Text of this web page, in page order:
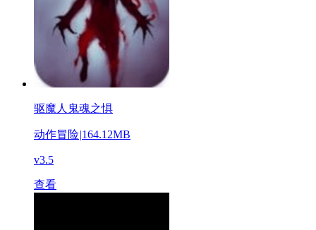
驱魔人鬼魂之惧
动作冒险|164.12MB
v3.5
查看